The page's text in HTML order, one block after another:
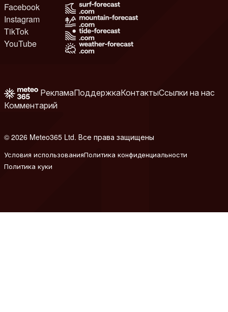
Facebook
Instagram
TikTok
YouTube
РекламаПоддержкаКонтактыСсылки на нас
Комментарий
© 2026 Meteo365 Ltd. Все права защищены
Условия использованияПолитика конфиденциальности
Политика куки